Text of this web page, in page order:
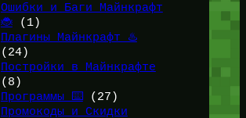
Ошибки и Баги Майнкрафт
🐞(1)
Плагины Майнкрафт ♨️
(24)
Постройки в Майнкрафте
(8)
Программы ⌨️ (27)
Промокоды и Скидки